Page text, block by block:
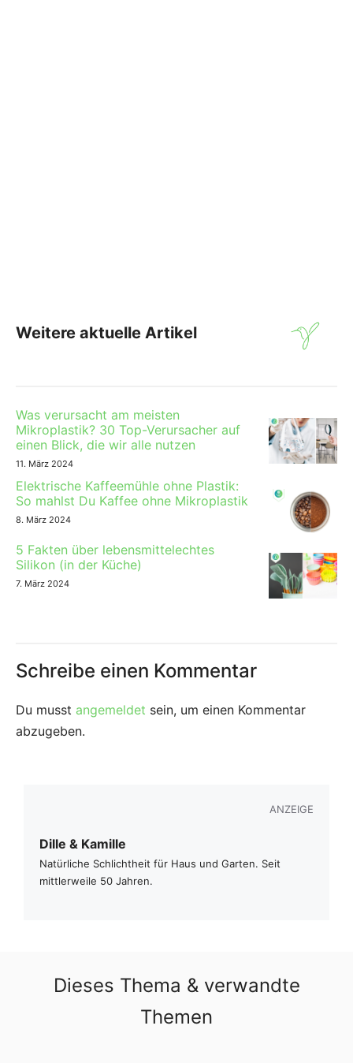
Weitere aktuelle Artikel
Was verursacht am meisten
Mikroplastik? 30 Top-Verursacher auf
einen Blick, die wir alle nutzen
11. März 2024
Elektrische Kaffeemühle ohne Plastik:
So mahlst Du Kaffee ohne Mikroplastik
8. März 2024
5 Fakten über lebensmittelechtes
Silikon (in der Küche)
7. März 2024
Schreibe einen Kommentar
Du musst angemeldet sein, um einen Kommentar
abzugeben.
ANZEIGE
Dille & Kamille
Natürliche Schlichtheit für Haus und Garten. Seit
mittlerweile 50 Jahren.
Dieses Thema & verwandte
Themen